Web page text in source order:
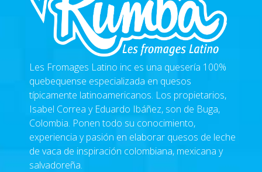
Les Fromages Latino inc es una quesería 100%
quebequense especializada en quesos
típicamente latinoamericanos. Los propietarios,
Isabel Correa y Eduardo Ibáñez, son de Buga,
Colombia. Ponen todo su conocimiento,
experiencia y pasión en elaborar quesos de leche
de vaca de inspiración colombiana, mexicana y
salvadoreña.